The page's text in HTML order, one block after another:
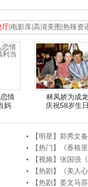
厅 电影库 高清美图 热辣资
情
妈
林凤娇为成龙
庆祝58岁生
【明星】郑秀文
【热门】《香格
【视频】张国强
【热剧】《美人
【热剧】姜文马